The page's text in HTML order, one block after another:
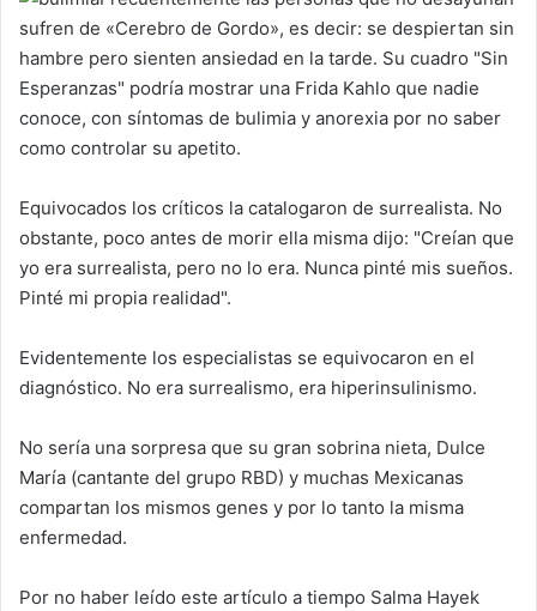
sufren de «Cerebro de Gordo», es decir: se despiertan sin
hambre pero sienten ansiedad en la tarde. Su cuadro "Sin
Esperanzas" podría mostrar una Frida Kahlo que nadie
conoce, con síntomas de bulimia y anorexia por no saber
como controlar su apetito.
Equivocados los críticos la catalogaron de surrealista. No
obstante, poco antes de morir ella misma dijo: "Creían que
yo era surrealista, pero no lo era. Nunca pinté mis sueños.
Pinté mi propia realidad".
Evidentemente los especialistas se equivocaron en el
diagnóstico. No era surrealismo, era hiperinsulinismo.
No sería una sorpresa que su gran sobrina nieta, Dulce
María (cantante del grupo RBD) y muchas Mexicanas
compartan los mismos genes y por lo tanto la misma
enfermedad.
Por no haber leído este artículo a tiempo Salma Hayek